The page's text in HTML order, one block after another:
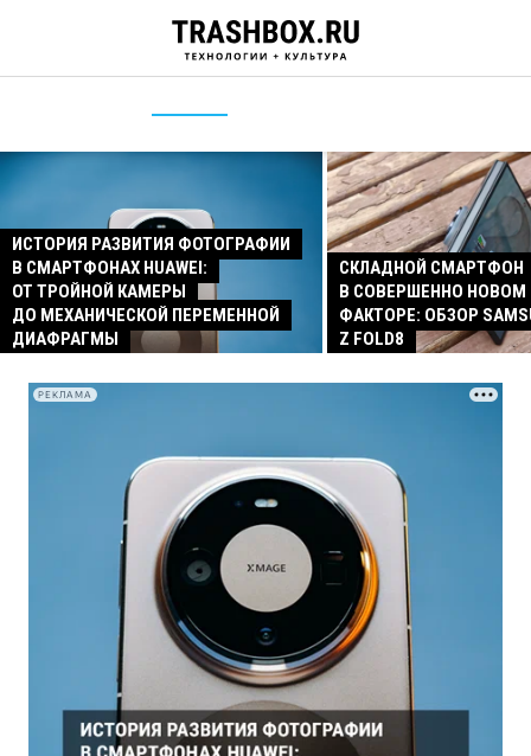
ИСТОРИЯ РАЗВИТИЯ ФОТОГРАФИИ
В СМАРТФОНАХ HUAWEI:
ОТ ТРОЙНОЙ КАМЕРЫ
ДО МЕХАНИЧЕСКОЙ ПЕРЕМЕННОЙ
ДИАФРАГМЫ
СКЛАДНОЙ СМАРТФОН
В СОВЕРШЕННО
ФАКТОРЕ: ОБЗОР
Z FOLD8
РЕКЛАМА